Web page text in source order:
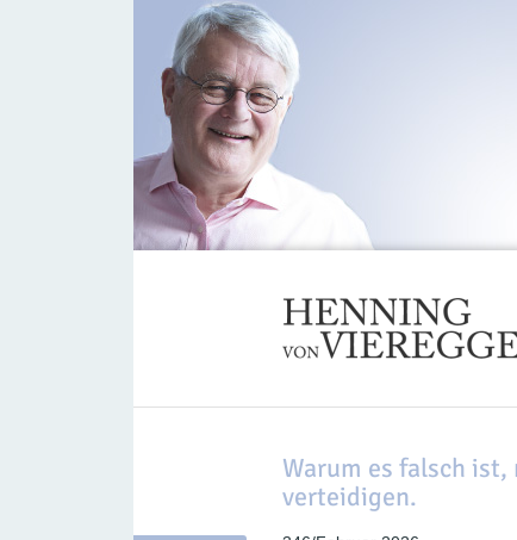
Warum es falsch
verteidigen.